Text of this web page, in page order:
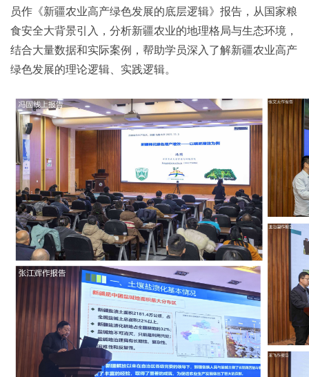
员作《新疆农业高产绿色发展的底层逻辑》报告，从国家粮
食安全大背景引入，分析新疆农业的地理格局与生态环境，
结合大量数据和实际案例，帮助学员深入了解新疆农业高产
绿色发展的理论逻辑、实践逻辑。